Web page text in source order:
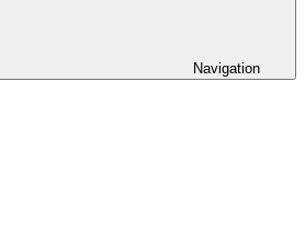
Navigation